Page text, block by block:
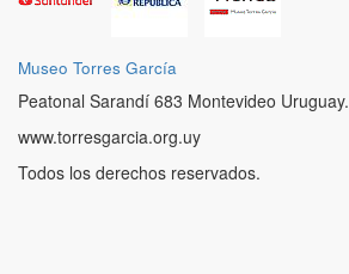
Museo Torres García
Peatonal Sarandí 683 Montevideo Uruguay.
www.torresgarcia.org.uy
Todos los derechos reservados.